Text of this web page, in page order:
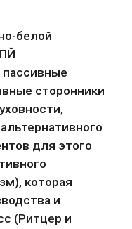
белой
пассивные
сторонники
для этого
которая
и
(Ритцер и